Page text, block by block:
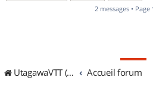
2 messages • Page
UtagawaVTT (Randos VTT et VTTAE avec traces GPS) Accueil forum